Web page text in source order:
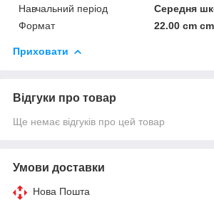
Навчальний період
Середня
Формат
22.00 cm
Приховати
Відгуки про товар
Ще немає відгуків про цей товар
Умови доставки
Нова Пошта